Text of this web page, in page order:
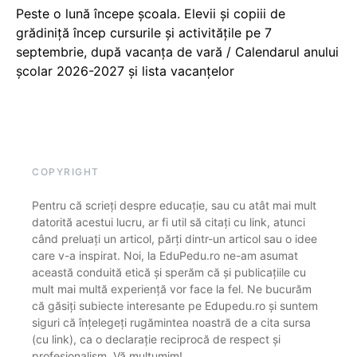
Peste o lună începe școala. Elevii și copiii de
grădiniță încep cursurile și activitățile pe 7
septembrie, după vacanța de vară / Calendarul anului
școlar 2026-2027 și lista vacanțelor
COPYRIGHT
Pentru că scrieți despre educație, sau cu atât mai mult
datorită acestui lucru, ar fi util să citați cu link, atunci
când preluați un articol, părți dintr-un articol sau o idee
care v-a inspirat. Noi, la EduPedu.ro ne-am asumat
această conduită etică și sperăm că și publicațiile cu
mult mai multă experiență vor face la fel. Ne bucurăm
că găsiți subiecte interesante pe Edupedu.ro și suntem
siguri că înțelegeți rugămintea noastră de a cita sursa
(cu link), ca o declarație reciprocă de respect și